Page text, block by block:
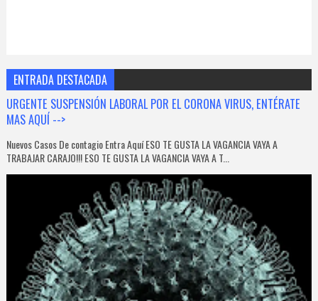
ENTRADA DESTACADA
URGENTE SUSPENSIÓN LABORAL POR EL CORONA VIRUS, ENTÉRATE
MAS AQUÍ -->
Nuevos Casos De contagio Entra Aquí ESO TE GUSTA LA VAGANCIA VAYA A
TRABAJAR CARAJO!!! ESO TE GUSTA LA VAGANCIA VAYA A T...